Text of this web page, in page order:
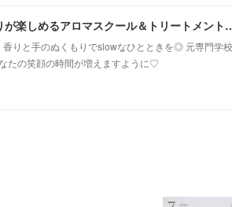
MoonLeaf sapporo / 札幌市東区の100種類
りと手のぬくもりでslowなひとときを◎ 元専門学校
たの笑顔の時間が増えますように♡